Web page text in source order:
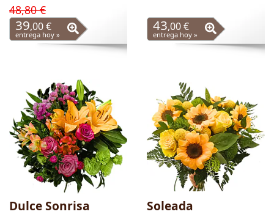
48,80 €
39,00 €
entrega hoy »
43,00 €
entrega hoy »
Dulce Sonrisa Soleada